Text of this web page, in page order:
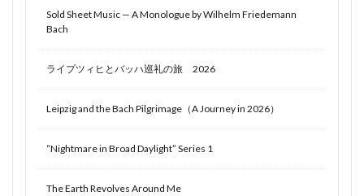
Sold Sheet Music — A Monologue by Wilhelm Friedemann
Bach
ライプツィヒとバッハ巡礼の旅 2026
Leipzig and the Bach Pilgrimage（A Journey in 2026）
“Nightmare in Broad Daylight” Series 1
The Earth Revolves Around Me